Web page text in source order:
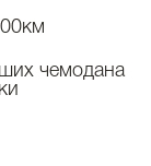
чемодана